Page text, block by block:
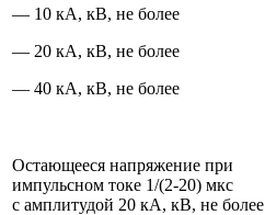
— 10 кА, кВ, не более
— 20 кА, кВ, не более
— 40 кА, кВ, не более
Остающееся напряжение при
импульсном токе 1/(2-20) мкс
с амплитудой 20 кА, кВ, не более